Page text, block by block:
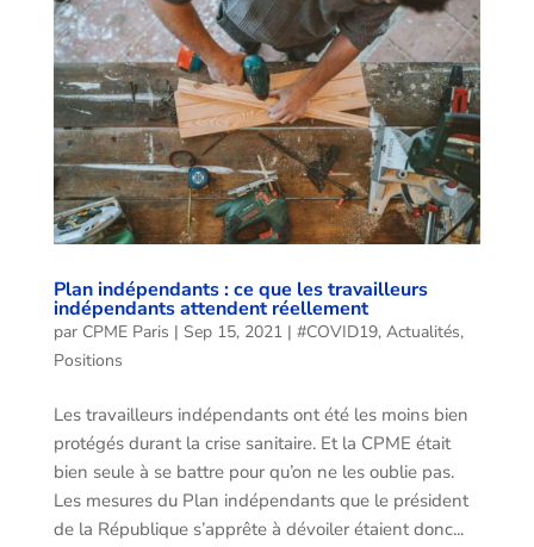
Plan indépendants : ce que les travailleurs
indépendants attendent réellement
par CPME Paris | Sep 15, 2021| #COVID19, Actualités,
Positions
Les travailleurs indépendants ont été les moins bien
protégés durant la crise sanitaire. Et la CPME était
bien seule à se battre pour qu’on ne les oublie pas.
Les mesures du Plan indépendants que le président
de la République s’apprête à dévoiler étaient donc...